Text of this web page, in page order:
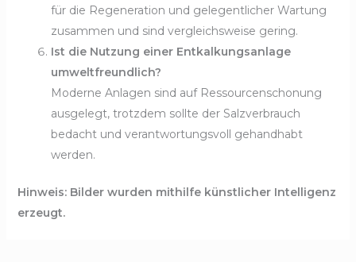
für die Regeneration und gelegentlicher Wartung
zusammen und sind vergleichsweise gering.
Ist die Nutzung einer Entkalkungsanlage
umweltfreundlich?
Moderne Anlagen sind auf Ressourcenschonung
ausgelegt, trotzdem sollte der Salzverbrauch
bedacht und verantwortungsvoll gehandhabt
werden.
Hinweis: Bilder wurden mithilfe künstlicher Intelligenz
erzeugt.